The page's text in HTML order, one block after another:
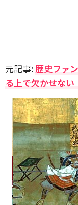
元記事:歴史ファ
る上で欠かせな